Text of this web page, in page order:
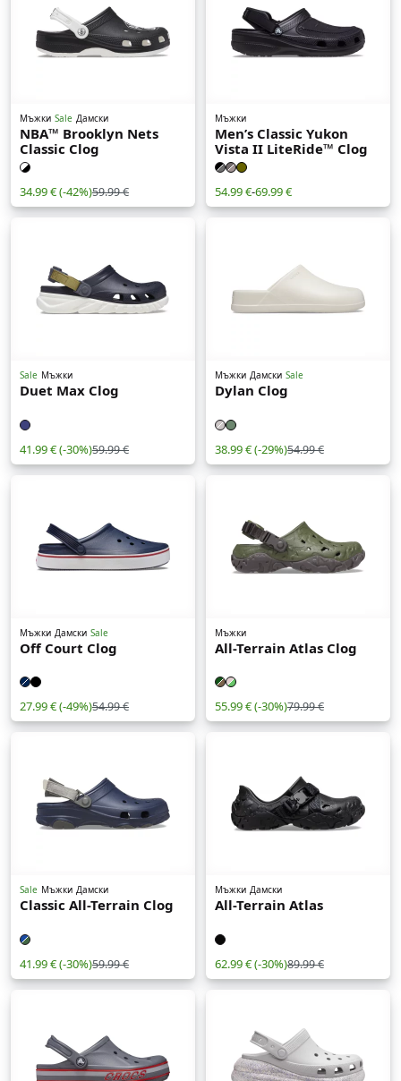
Мъжки Sale Дамски
NBA™ Brooklyn Nets
Classic Clog
34.99 €(-42%)59.99 €
Мъжки
Men’s Classic Yukon
Vista II LiteRide™ Clog
54.99 €-69.99 €
Sale Мъжки
Duet Max Clog
41.99 €(-30%)59.99 €
Мъжки Дамски Sale
Dylan Clog
38.99 €(-29%)54.99 €
Мъжки Дамски Sale
Off Court Clog
27.99 €(-49%)54.99 €
Мъжки
All-Terrain Atlas Clog
55.99 €(-30%)79.99 €
Sale Мъжки Дамски
Classic All-Terrain Clog
41.99 €(-30%)59.99 €
Мъжки Дамски
All-Terrain Atlas
62.99 €(-30%)89.99 €